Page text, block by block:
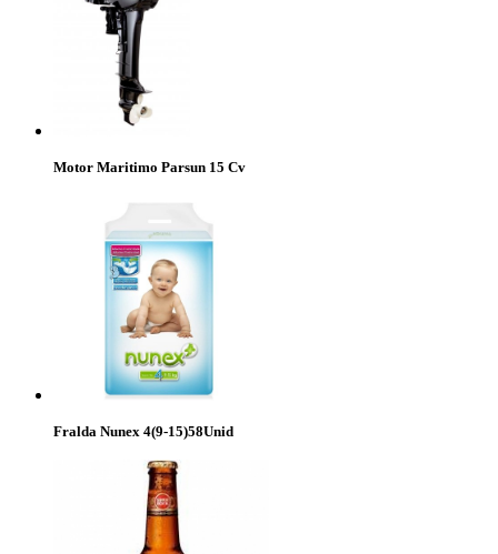
Motor Maritimo Parsun 15 Cv
Fralda Nunex 4(9-15)58Unid